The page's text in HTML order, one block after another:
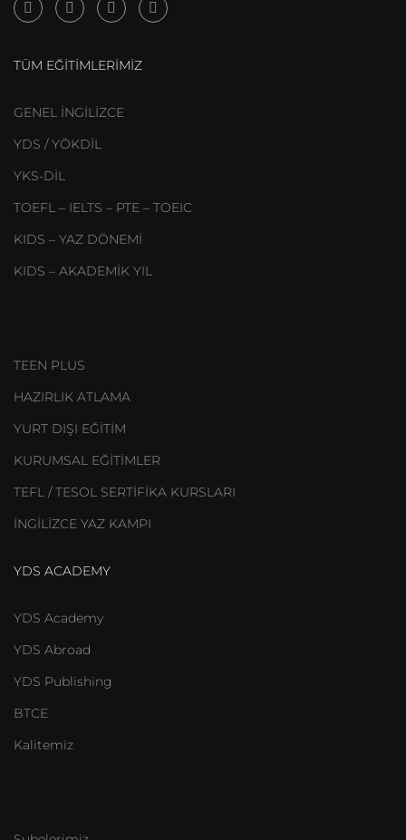
TÜM EĞITIMLERIMIZ
GENEL İNGİLİZCE
YDS / YÖKDİL
YKS-DİL
TOEFL – IELTS – PTE – TOEIC
KIDS – YAZ DÖNEMİ
KIDS – AKADEMİK YIL
TEEN PLUS
HAZIRLIK ATLAMA
YURT DIŞI EĞİTİM
KURUMSAL EĞİTİMLER
TEFL / TESOL SERTİFİKA KURSLARI
İNGİLİZCE YAZ KAMPI
YDS ACADEMY
YDS Academy
YDS Abroad
YDS Publishing
BTCE
Kalitemiz